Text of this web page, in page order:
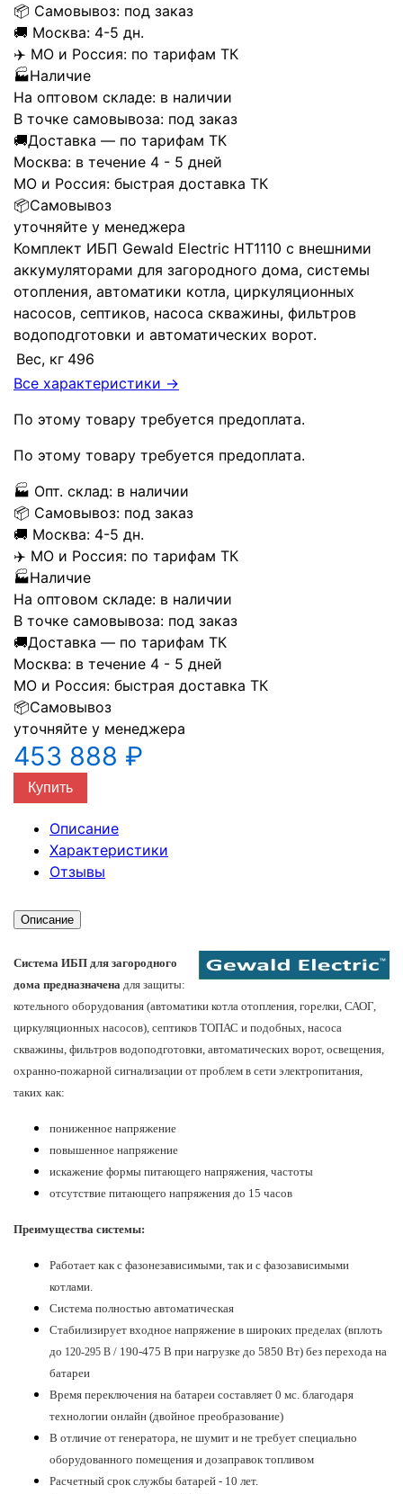
📦 Самовывоз: под заказ
🚚 Москва: 4-5 дн.
✈️ МО и Россия: по тарифам ТК
🏭Наличие
На оптовом складе: в наличии
В точке самовывоза: под заказ
🚚Доставка — по тарифам ТК
Москва: в течение 4 - 5 дней
МО и Россия: быстрая доставка ТК
📦Самовывоз
уточняйте у менеджера
Комплект ИБП Gewald Electric HT1110 с внешними
аккумуляторами для загородного дома, системы
отопления, автоматики котла, циркуляционных
насосов, септиков, насоса скважины, фильтров
водоподготовки и автоматических ворот.
Вес, кг 496
Все характеристики →
По этому товару требуется предоплата.
По этому товару требуется предоплата.
🏭 Опт. склад: в наличии
📦 Самовывоз: под заказ
🚚 Москва: 4-5 дн.
✈️ МО и Россия: по тарифам ТК
🏭Наличие
На оптовом складе: в наличии
В точке самовывоза: под заказ
🚚Доставка — по тарифам ТК
Москва: в течение 4 - 5 дней
МО и Россия: быстрая доставка ТК
📦Самовывоз
уточняйте у менеджера
453 888 ₽
Купить
Описание
Характеристики
Отзывы
Описание
Система ИБП для загородного
дома предназначена для защиты:
котельного оборудования (автоматики котла отопления, горелки, САОГ,
циркуляционных насосов), септиков ТОПАС и подобных, насоса
скважины, фильтров водоподготовки, автоматических ворот, освещения,
охранно-пожарной сигнализации от проблем в сети электропитания,
таких как:
пониженное напряжение
повышенное напряжение
искажение формы питающего напряжения, частоты
отсутствие питающего напряжения до 15 часов
Преимущества системы:
Работает как с фазонезависимыми, так и с фазозависимыми
котлами.
Система полностью автоматическая
Стабилизирует входное напряжение в широких пределах (вплоть
до 120-295 В / 190-475 В при нагрузке до 5850 Вт) без перехода на
батареи
Время переключения на батареи составляет 0 мс. благодаря
технологии онлайн (двойное преобразование)
В отличие от генератора, не шумит и не требует специально
оборудованного помещения и дозаправок топливом
Расчетный срок службы батарей - 10 лет.